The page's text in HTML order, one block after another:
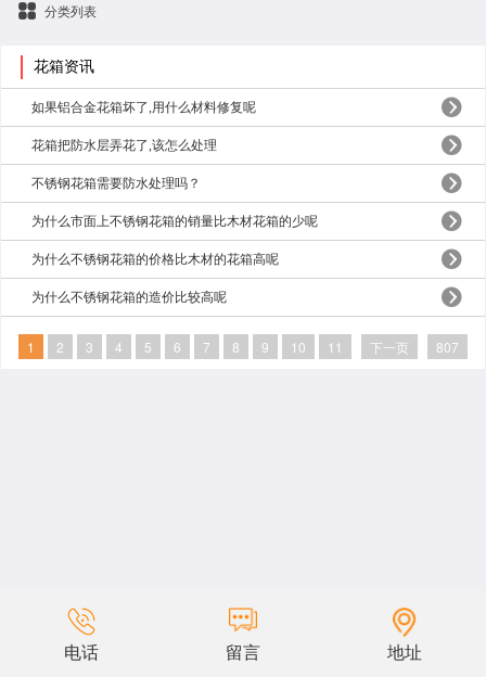
分类列表
花箱资讯
如果铝合金花箱坏了,用什么材料修复呢
花箱把防水层弄花了,该怎么处理
不锈钢花箱需要防水处理吗？
为什么市面上不锈钢花箱的销量比木材花箱的少呢
为什么不锈钢花箱的价格比木材的花箱高呢
为什么不锈钢花箱的造价比较高呢
1 2 3 4 5 6 7 8 9 10 11 下一页 807
电话 留言 地址